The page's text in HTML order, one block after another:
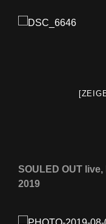
SOULED OUT
2019